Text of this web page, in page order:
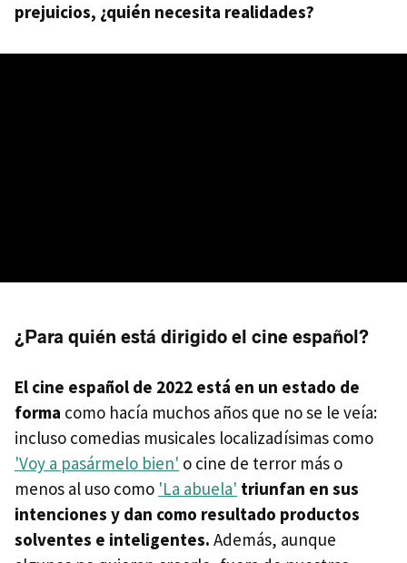
prejuicios, ¿quién necesita realidades?
¿Para quién está dirigido el cine español?
El cine español de 2022 está en un estado de
forma como hacía muchos años que no se le veía:
incluso comedias musicales localizadísimas como
'Voy a pasármelo bien' o cine de terror más o
menos al uso como 'La abuela' triunfan en sus
intenciones y dan como resultado productos
solventes e inteligentes. Además, aunque